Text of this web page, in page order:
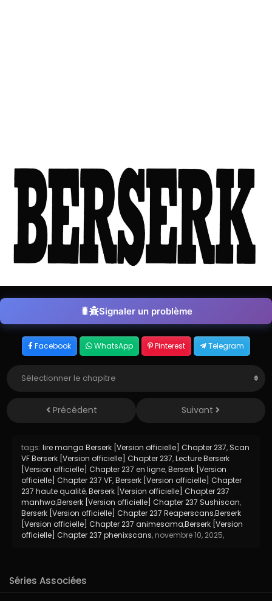
Signaler un problème
Facebook WhatsApp Pinterest Telegram
Précédent Suivant
tags: lire manga Berserk [Version officielle] Chapter 237, Scan
VF Berserk [Version officielle] Chapter 237,Lecture Berserk
[Version officielle] Chapter 237 en ligne,Berserk [Version
officielle] Chapter 237 VF,Berserk [Version officielle] Chapter
237 haute qualité,Berserk [Version officielle] Chapter 237
manhwa,Berserk [Version officielle] Chapter 237 Sushiscan,
Berserk [Version officielle] Chapter 237 Reaperscans,Berserk
[Version officielle] Chapter 237 animesama,Berserk [Version
officielle] Chapter 237 phenixscans, novembre 10, 2025,
Séries Associées